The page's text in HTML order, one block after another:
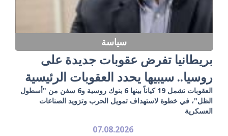
سياسة
بريطانيا تفرض عقوبات جديدة على
روسيا.. سيبيها يحدد العقوبات الرئيسية
العقوبات تشمل 19 كياناً بينها 6 بنوك روسية و6 سفن من "أسطول
الظل"، في خطوة لاستهداف تمويل الحرب وتزويد الصناعات
العسكرية
07.08.2026